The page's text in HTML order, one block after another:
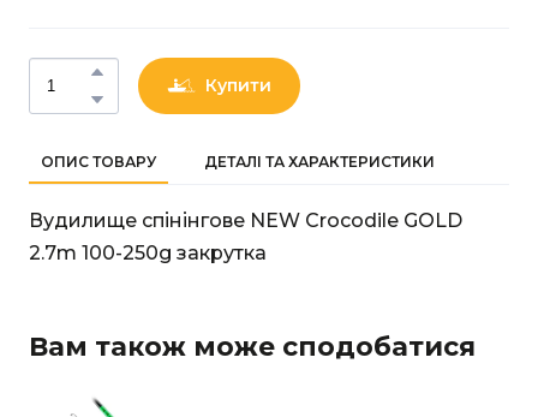
Купити
ОПИС ТОВАРУ ДЕТАЛІ ТА ХАРАКТЕРИСТИКИ
Вудилище спінінгове NEW Crocodile GOLD
2.7m 100-250g закрутка
Вам також може сподобатися